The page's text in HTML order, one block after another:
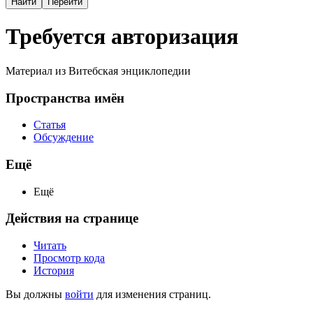
Требуется авторизация
Материал из Витебская энциклопедии
Пространства имён
Статья
Обсуждение
Ещё
Ещё
Действия на странице
Читать
Просмотр кода
История
Вы должны войти для изменения страниц.